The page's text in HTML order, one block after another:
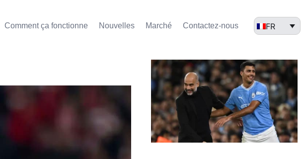
Comment ça fonctionne Nouvelles Marché​ Contactez-nous FR